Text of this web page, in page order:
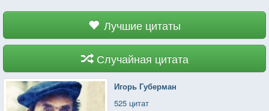
Лучшие цитаты
Случайная цитата
Игорь Губерман
525 цитат